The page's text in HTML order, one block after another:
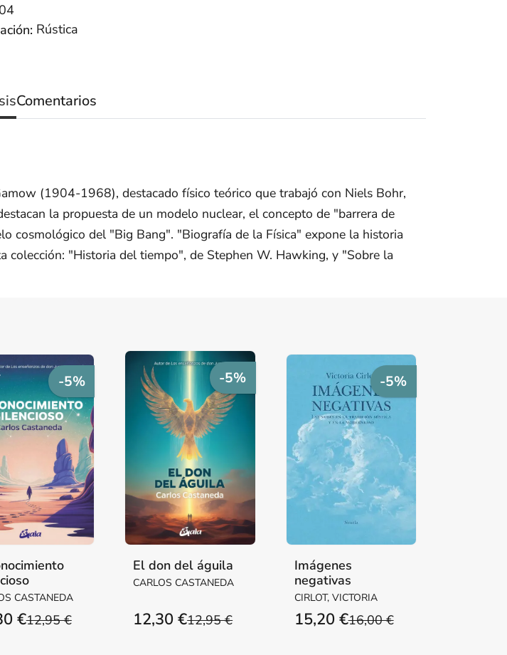
Rústica
Comentarios
(1904-1968), destacado físico teórico que trabajó con Niels Bohr,
la propuesta de un modelo nuclear, el concepto de "barrera de
cosmológico del "Big Bang". "Biografía de la Física" expone la historia
colección: "Historia del tiempo", de Stephen W. Hawking, y "Sobre la
-5%
CASTANEDA
12,95 €
€
-5%
El don del águila
CARLOS CASTANEDA
12,95 €
12,30 €
-5%
Imágenes
negativas
CIRLOT, VICTORIA
16,00 €
15,20 €